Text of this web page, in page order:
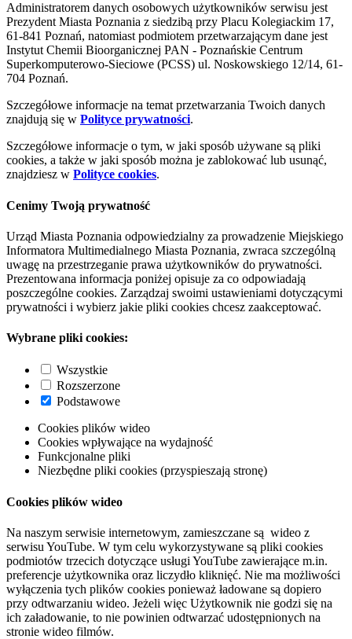
Administratorem danych osobowych użytkowników serwisu jest
Prezydent Miasta Poznania z siedzibą przy Placu Kolegiackim 17,
61-841 Poznań, natomiast podmiotem przetwarzającym dane jest
Instytut Chemii Bioorganicznej PAN - Poznańskie Centrum
Superkomputerowo-Sieciowe (PCSS) ul. Noskowskiego 12/14, 61-
704 Poznań.
Szczegółowe informacje na temat przetwarzania Twoich danych
znajdują się w Polityce prywatności.
Szczegółowe informacje o tym, w jaki sposób używane są pliki
cookies, a także w jaki sposób można je zablokować lub usunąć,
znajdziesz w Polityce cookies.
Cenimy Twoją prywatność
Urząd Miasta Poznania odpowiedzialny za prowadzenie Miejskiego
Informatora Multimedialnego Miasta Poznania, zwraca szczególną
uwagę na przestrzeganie prawa użytkowników do prywatności.
Prezentowana informacja poniżej opisuje za co odpowiadają
poszczególne cookies. Zarządzaj swoimi ustawieniami dotyczącymi
prywatności i wybierz jakie pliki cookies chcesz zaakceptować.
Wybrane pliki cookies:
Wszystkie
Rozszerzone
Podstawowe
Cookies plików wideo
Cookies wpływające na wydajność
Funkcjonalne pliki
Niezbędne pliki cookies (przyspieszają stronę)
Cookies plików wideo
Na naszym serwisie internetowym, zamieszczane są wideo z
serwisu YouTube. W tym celu wykorzystywane są pliki cookies
podmiotów trzecich dotyczące usługi YouTube zawierające m.in.
preferencje użytkownika oraz liczydło kliknięć. Nie ma możliwości
wyłączenia tych plików cookies ponieważ ładowane są dopiero
przy odtwarzaniu wideo. Jeżeli więc Użytkownik nie godzi się na
ich załadowanie, to nie powinien odtwarzać udostępnionych na
stronie wideo filmów.